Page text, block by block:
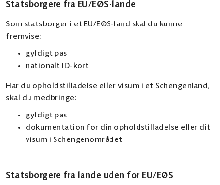
Statsborgere fra EU/EØS-lande
Som statsborger i et EU/EØS-land skal du kunne
fremvise:
gyldigt pas
nationalt ID-kort
Har du opholdstilladelse eller visum i et Schengenland,
skal du medbringe:
gyldigt pas
dokumentation for din opholdstilladelse eller dit
visum i Schengenområdet
Statsborgere fra lande uden for EU/EØS